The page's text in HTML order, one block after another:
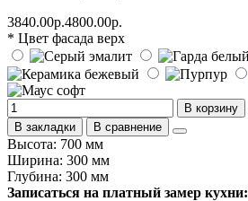
3840.00р.4800.00р.
* Цвет фасада верх
В корзину
В закладки
В сравнение
Высота: 700 мм
Ширина: 300 мм
Глубина: 300 мм
Записаться на платный замер кухни: